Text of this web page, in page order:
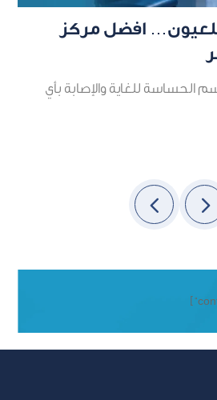
افضل مركز
الحساسة للغاية والإصابة بأي